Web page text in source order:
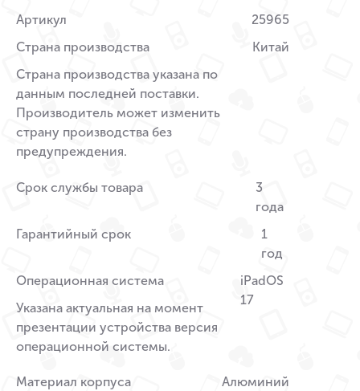
Артикул
25965
Страна производства
Страна производства указана по
данным последней поставки.
Производитель может изменить
страну производства без
предупреждения.
Китай
Срок службы товара
3
года
Гарантийный срок
1
год
Операционная система
Указана актуальная на момент
презентации устройства версия
операционной системы.
iPadOS
17
Материал корпуса
Алюминий